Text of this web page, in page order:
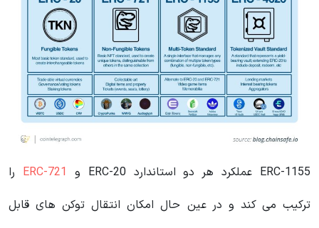
ERC-1155 عملکرد هر دو استاندارد ERC-20 و ERC-721 را
ترکیب می کند و در عین حال امکان انتقال توکن های قابل